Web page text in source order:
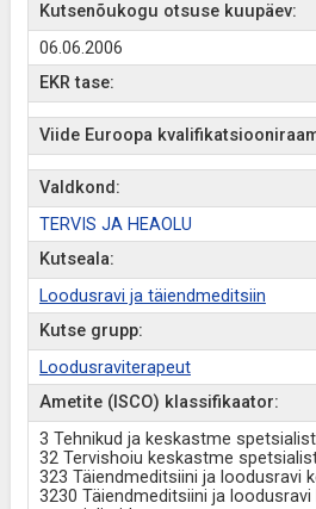
Kutsenõukogu otsuse kuupäev:
06.06.2006
EKR tase:
Viide Euroopa
Valdkond:
TERVIS JA HEAOLU
Kutseala:
Loodusravi ja täiendmeditsiin
Kutse grupp:
Loodusraviterapeut
Ametite (ISCO) klassifikaator:
3 Tehnikud ja keskastme
32 Tervishoiu keskastme
323 Täiendmeditsiini ja loodusravi
3230 Täiendmeditsiini ja